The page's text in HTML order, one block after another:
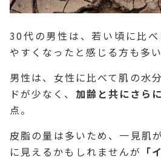
30代の男性は、若い頃に比
やすくなったと感じる方も多い
男性は、女性に比べて肌の水
ドが少なく、 加齢と共にさら
点。
皮脂の量は多いため、一見肌
に見えるかもしれませんが 「